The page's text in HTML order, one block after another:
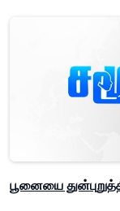
பூனையை